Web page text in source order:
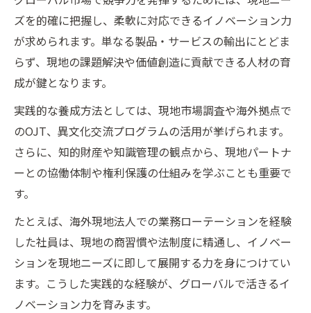
ズを的確に把握し、柔軟に対応できるイノベーション力
が求められます。単なる製品・サービスの輸出にとどま
らず、現地の課題解決や価値創造に貢献できる人材の育
成が鍵となります。
実践的な養成方法としては、現地市場調査や海外拠点で
のOJT、異文化交流プログラムの活用が挙げられます。
さらに、知的財産や知識管理の観点から、現地パートナ
ーとの協働体制や権利保護の仕組みを学ぶことも重要で
す。
たとえば、海外現地法人での業務ローテーションを経験
した社員は、現地の商習慣や法制度に精通し、イノベー
ションを現地ニーズに即して展開する力を身につけてい
ます。こうした実践的な経験が、グローバルで活きるイ
ノベーション力を育みます。